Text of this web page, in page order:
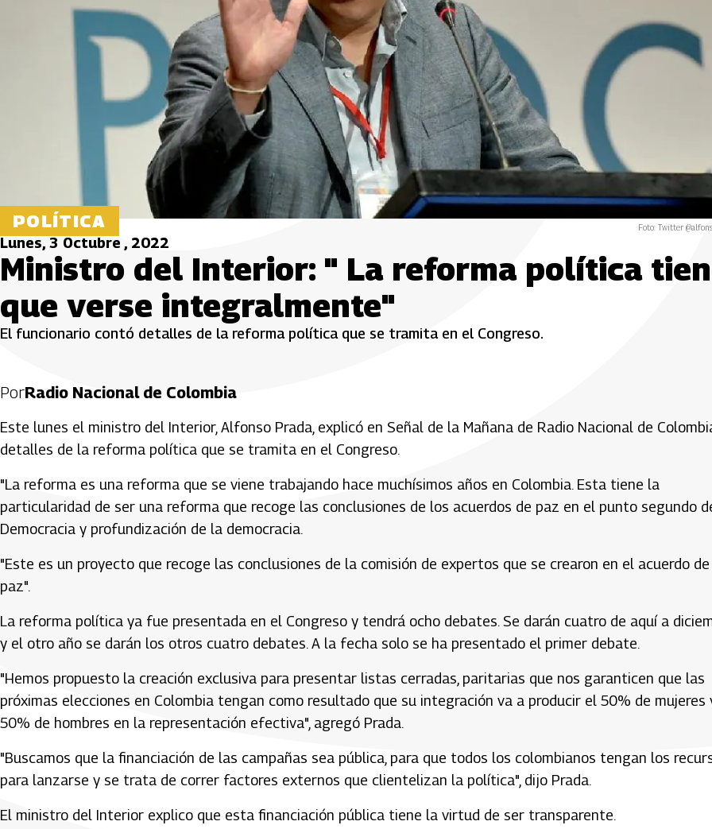
POLÍTICA Foto: Twitter
Lunes, 3 Octubre , 2022
Ministro del Interior: " La reforma política
que verse integralmente"
El funcionario contó detalles de la reforma política que se tramita en el Congreso.
PorRadio Nacional de Colombia
Este lunes el ministro del Interior, Alfonso Prada, explicó en Señal de la Mañana de Radio Nacional de
detalles de la reforma política que se tramita en el Congreso.
"La reforma es una reforma que se viene trabajando hace muchísimos años en Colombia. Esta tiene la
particularidad de ser una reforma que recoge las conclusiones de los acuerdos de paz en el punto segundo
Democracia y profundización de la democracia.
"Este es un proyecto que recoge las conclusiones de la comisión de expertos que se crearon en el acuerdo de
paz".
La reforma política ya fue presentada en el Congreso y tendrá ocho debates. Se darán cuatro de aquí a
y el otro año se darán los otros cuatro debates. A la fecha solo se ha presentado el primer debate.
"Hemos propuesto la creación exclusiva para presentar listas cerradas, paritarias que nos garanticen que las
próximas elecciones en Colombia tengan como resultado que su integración va a producir el 50% de mujeres
50% de hombres en la representación efectiva", agregó Prada.
"Buscamos que la financiación de las campañas sea pública, para que todos los colombianos tengan los
para lanzarse y se trata de correr factores externos que clientelizan la política", dijo Prada.
El ministro del Interior explico que esta financiación pública tiene la virtud de ser transparente.